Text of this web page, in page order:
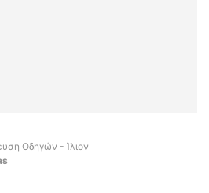
Οδηγών - Ίλιον